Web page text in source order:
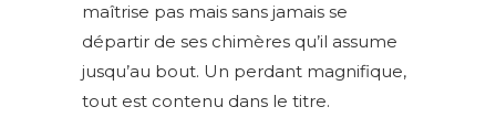
maîtrise pas mais sans jamais se
départir de ses chimères qu’il assume
jusqu’au bout. Un perdant magnifique,
tout est contenu dans le titre.